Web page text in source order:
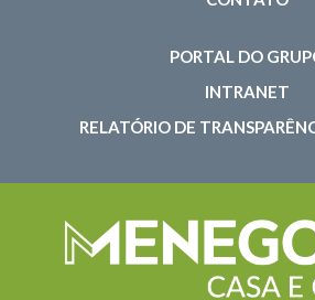
PORTAL DO
INTRANET
RELATÓRIO DE